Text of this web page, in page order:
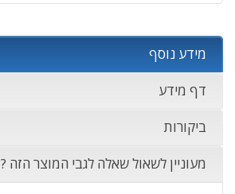
מידע נוסף
דף מידע
ביקורות
מעוניין לשאול שאלה לגבי המוצר הזה ?